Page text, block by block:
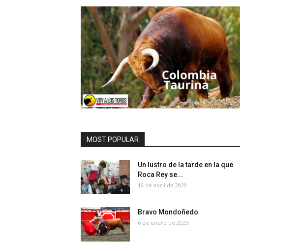
MOST POPULAR
Un lustro de la tarde en la que
Roca Rey se...
19 de abril de 2020
Bravo Mondoñedo
6 de enero de 2025